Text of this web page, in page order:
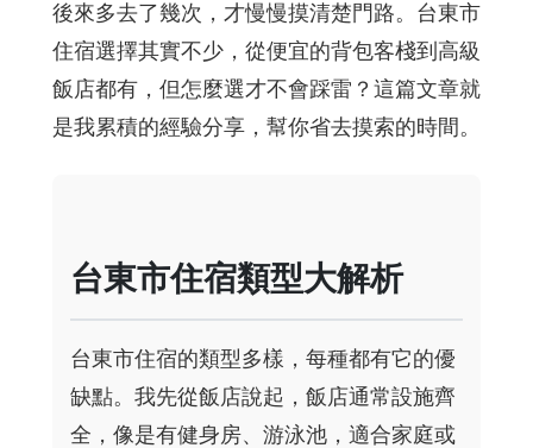
後來多去了幾次，才慢慢摸清楚門路。台東市
住宿選擇其實不少，從便宜的背包客棧到高級
飯店都有，但怎麼選才不會踩雷？這篇文章就
是我累積的經驗分享，幫你省去摸索的時間。
台東市住宿類型大解析
台東市住宿的類型多樣，每種都有它的優
缺點。我先從飯店說起，飯店通常設施齊
全，像是有健身房、游泳池，適合家庭或